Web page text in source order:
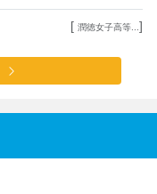
[ 潤徳女子高等... ]